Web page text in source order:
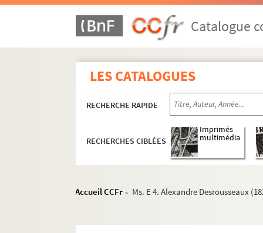
Catalogue
LES CATALOGUES
RECHERCHE RAPIDE
RECHERCHES CIBLÉES
Imprimés
multimédia
Accueil CCFr > Ms. E 4. Alexandre Desrousseaux